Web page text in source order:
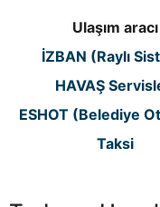
Ulaşım aracı
İZBAN (Raylı
HAVAŞ
ESHOT (Belediye
Taksi